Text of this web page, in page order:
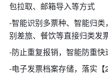
包拉取、邮箱导入等方式
-智能识别多票种、智能归
别差旅、餐饮等直接归类发票
-防止重复报销，智能防重
-电子发票档案存储，落实